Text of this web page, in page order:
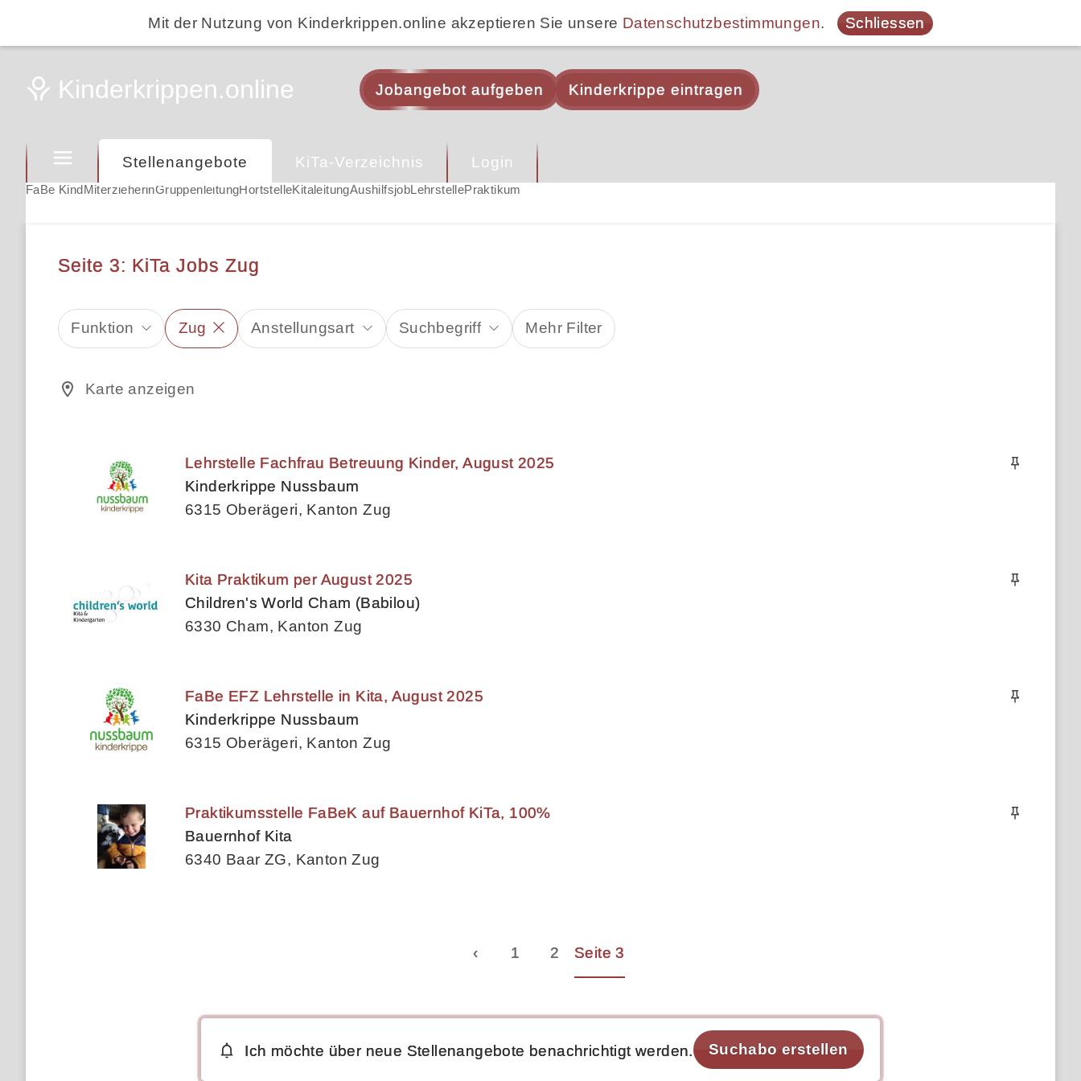
Mit der Nutzung von Kinderkrippen.online akzeptieren Sie unsere Datenschutzbestimmungen. Schliessen
Jobangebot aufgeben Kinderkrippe eintragen
Stellenangebote KiTa-Verzeichnis Login
FaBe KindMiterzieherinGruppenleitungHortstelleKitaleitungAushilfsjobLehrstellePraktikum
Seite 3: KiTa Jobs Zug
Funktion Zug Anstellungsart Suchbegriff Mehr Filter
Karte anzeigen
Lehrstelle Fachfrau Betreuung Kinder, August 2025
Kinderkrippe Nussbaum
6315 Oberägeri, Kanton Zug
Kita Praktikum per August 2025
Children's World Cham (Babilou)
6330 Cham, Kanton Zug
FaBe EFZ Lehrstelle in Kita, August 2025
Kinderkrippe Nussbaum
6315 Oberägeri, Kanton Zug
Praktikumsstelle FaBeK auf Bauernhof KiTa, 100%
Bauernhof Kita
6340 Baar ZG, Kanton Zug
‹ 1 2 Seite 3
Ich möchte über neue Stellenangebote benachrichtigt werden. Suchabo erstellen